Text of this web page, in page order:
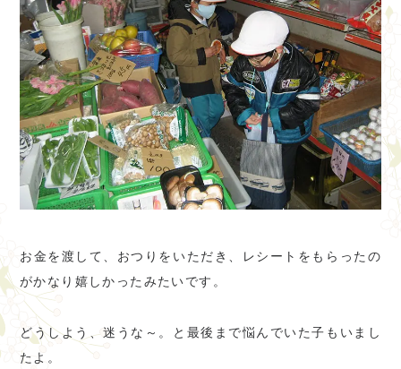
お金を渡して、おつりをいただき、レシートをもらったの
がかなり嬉しかったみたいです。
どうしよう、迷うな～。と最後まで悩んでいた子もいまし
たよ。